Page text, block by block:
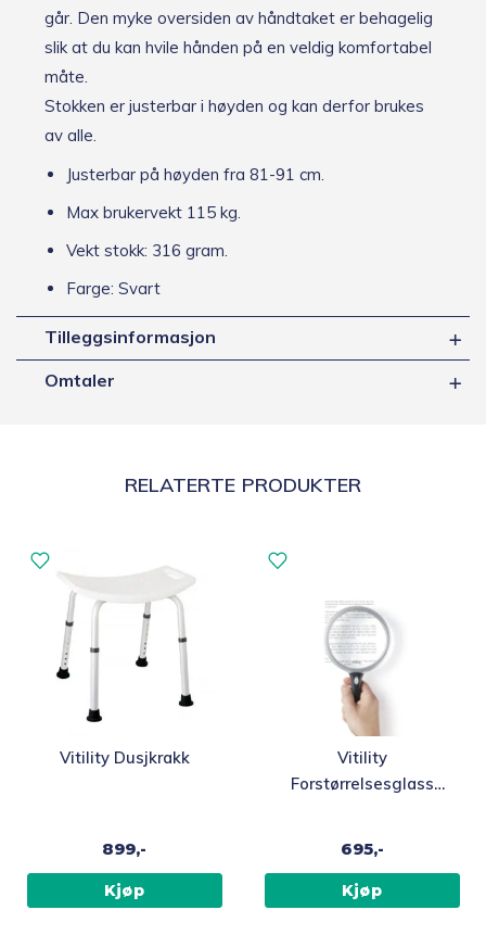
går. Den myke oversiden av håndtaket er behagelig
slik at du kan hvile hånden på en veldig komfortabel
måte.
Stokken er justerbar i høyden og kan derfor brukes
av alle.
Justerbar på høyden fra 81-91 cm.
Max brukervekt 115 kg.
Vekt stokk: 316 gram.
Farge: Svart
Tilleggsinformasjon
Omtaler
RELATERTE PRODUKTER
Vitility Dusjkrakk
899,-
Kjøp
Vitility
Forstørrelsesglass
695,-
Kjøp